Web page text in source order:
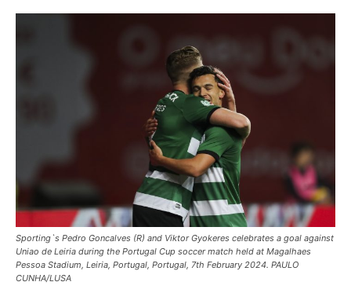
Sporting`s Pedro Goncalves (R) and Viktor Gyokeres celebrates a goal against
Uniao de Leiria during the Portugal Cup soccer match held at Magalhaes
Pessoa Stadium, Leiria, Portugal, Portugal, 7th February 2024. PAULO
CUNHA/LUSA